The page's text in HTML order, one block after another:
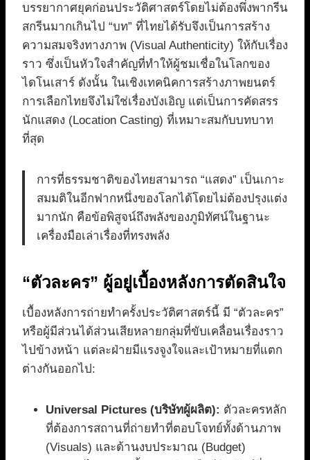
บรรยากาศยุคก่อนประวัติศาสตร์โดยไม่ต้องพึ่งพากรีน
สกรีนมากเกินไป “บท” ที่ไทยได้รับจึงเป็นการสร้าง
ความสมจริงทางภาพ (Visual Authenticity) ให้กับเรื่อง
ราว ซึ่งเป็นหัวใจสำคัญที่ทำให้ผู้ชมเชื่อในโลกของ
ไดโนเสาร์ ดังนั้น ในเชิงเทคนิคการสร้างภาพยนตร์
การเลือกไทยจึงไม่ใช่เรื่องบังเอิญ แต่เป็นการคัดสรร
นักแสดง (Location Casting) ที่เหมาะสมกับบทบาท
ที่สุด
การที่ธรรมชาติของไทยสามารถ “แสดง” เป็นเกาะ
สมมติในอีกฟากหนึ่งของโลกได้โดยไม่ต้องปรุงแต่ง
มากนัก คือข้อพิสูจน์ถึงพลังของภูมิทัศน์ในฐานะ
เครื่องมือเล่าเรื่องที่ทรงพลัง
“ตัวละคร” ผู้อยู่เบื้องหลังการตัดสินใจ
เบื้องหลังการถ่ายทำครั้งประวัติศาสตร์นี้ มี “ตัวละคร”
หรือผู้มีส่วนได้ส่วนเสียหลายกลุ่มที่ขับเคลื่อนเรื่องราว
ไปข้างหน้า แต่ละฝ่ายมีแรงจูงใจและเป้าหมายที่แตก
ต่างกันออกไป:
Universal Pictures (บริษัทผู้ผลิต): ตัวละครหลัก
ที่ต้องการสถานที่ถ่ายทำที่ตอบโจทย์ทั้งด้านภาพ
(Visuals) และด้านงบประมาณ (Budget)